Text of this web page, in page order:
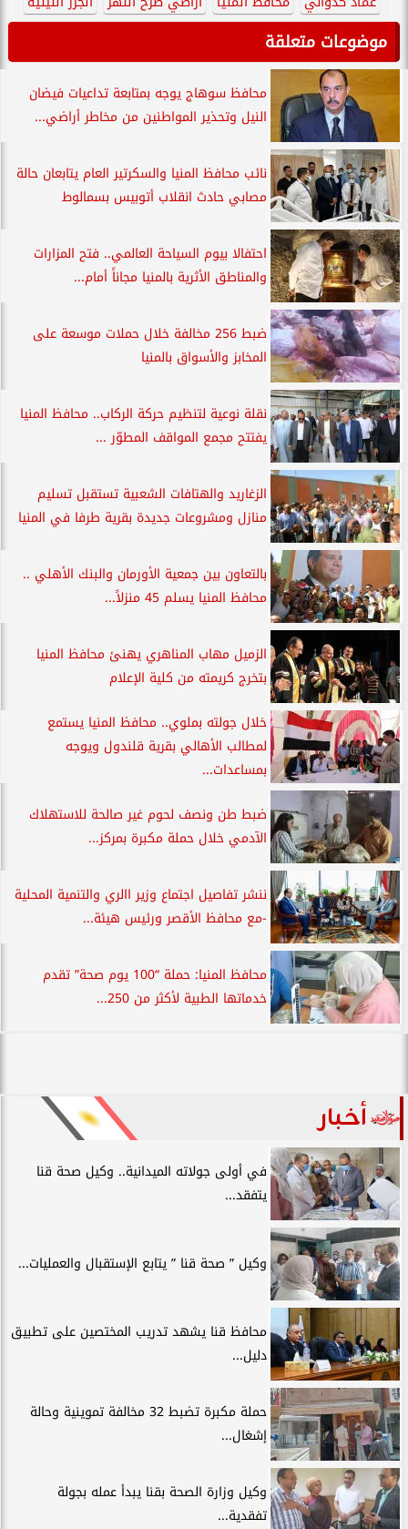
موضوعات متعلقة
محافظ سوهاج يوجه بمتابعة تداعيات فيضان
النيل وتحذير المواطنين من مخاطر أراضي...
نائب محافظ المنيا والسكرتير العام يتابعان حالة
مصابي حادث انقلاب أتوبيس بسمالوط
احتفالا بيوم السياحة العالمي.. فتح المزارات
والمناطق الأثرية بالمنيا مجاناً أمام...
ضبط 256 مخالفة خلال حملات موسعة على
المخابز والأسواق بالمنيا
نقلة نوعية لتنظيم حركة الركاب.. محافظ المنيا
يفتتح مجمع المواقف المطوّر ...
الزغاريد والهتافات الشعبية تستقبل تسليم
منازل ومشروعات جديدة بقرية طرفا في المنيا
بالتعاون بين جمعية الأورمان والبنك الأهلي ..
محافظ المنيا يسلم 45 منزلاً...
الزميل مهاب المناهري يهنئ محافظ المنيا
بتخرج كريمته من كلية الإعلام
خلال جولته بملوي.. محافظ المنيا يستمع
لمطالب الأهالي بقرية قلندول ويوجه
بمساعدات...
ضبط طن ونصف لحوم غير صالحة للاستهلاك
الآدمي خلال حملة مكبرة بمركز...
ننشر تفاصيل اجتماع وزير االري والتنمية المحلية
-مع محافظ الأقصر ورئيس هيئة...
محافظ المنيا: حملة “100 يوم صحة” تقدم
خدماتها الطبية لأكثر من 250...
أخبار
في أولى جولاته الميدانية.. وكيل صحة قنا
يتفقد...
وكيل ” صحة قنا ” يتابع الإستقبال والعمليات...
محافظ قنا يشهد تدريب المختصين على تطبيق
دليل...
حملة مكبرة تضبط 32 مخالفة تموينية وحالة
إشغال...
وكيل وزارة الصحة بقنا يبدأ عمله بجولة
تفقدية...